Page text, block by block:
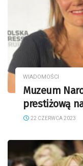
WIADOMOŚCI
Muzeum
prestiżową
22 CZERWCA 2023